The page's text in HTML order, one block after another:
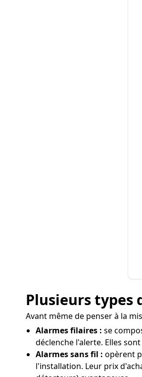
Plusieurs types
Avant même de penser à la
Alarmes filaires : se
déclenche l'alerte. Elles
Alarmes sans fil : opèrent
l'installation. Leur prix